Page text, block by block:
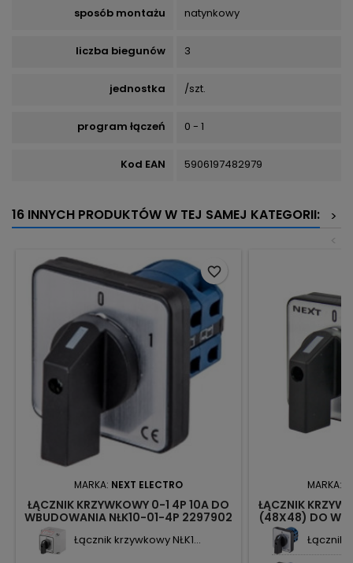
sposób montażu natynkowy
liczba biegunów 3
jednostka /szt.
program łączeń 0 - 1
Kod EAN 5906197482979
16 INNYCH PRODUKTÓW W TEJ SAMEJ KATEGORII:
>
<
MARKA: NEXT ELECTRO
ŁĄCZNIK KRZYWKOWY 0-1 4P 10A DO
WBUDOWANIA NŁK10-01-4P 2297902
Łącznik krzywkowy NŁK1...
favorite_border
MARKA:
ŁĄCZNIK
(48X48) DO
Łącznik